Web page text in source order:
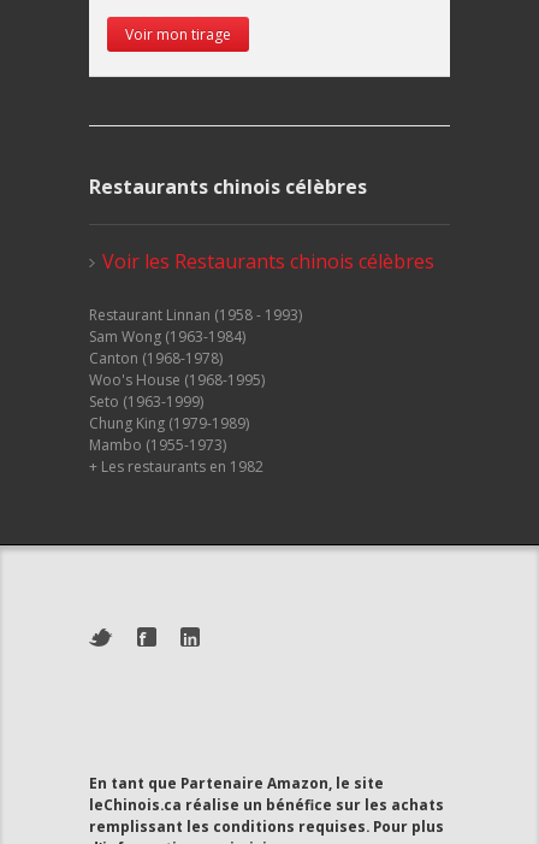
Voir mon tirage
Restaurants chinois célèbres
Voir les Restaurants chinois célèbres
Restaurant Linnan (1958 - 1993)
Sam Wong (1963-1984)
Canton (1968-1978)
Woo's House (1968-1995)
Seto (1963-1999)
Chung King (1979-1989)
Mambo (1955-1973)
+ Les restaurants en 1982
En tant que Partenaire Amazon, le site
leChinois.ca réalise un bénéfice sur les achats
remplissant les conditions requises. Pour plus